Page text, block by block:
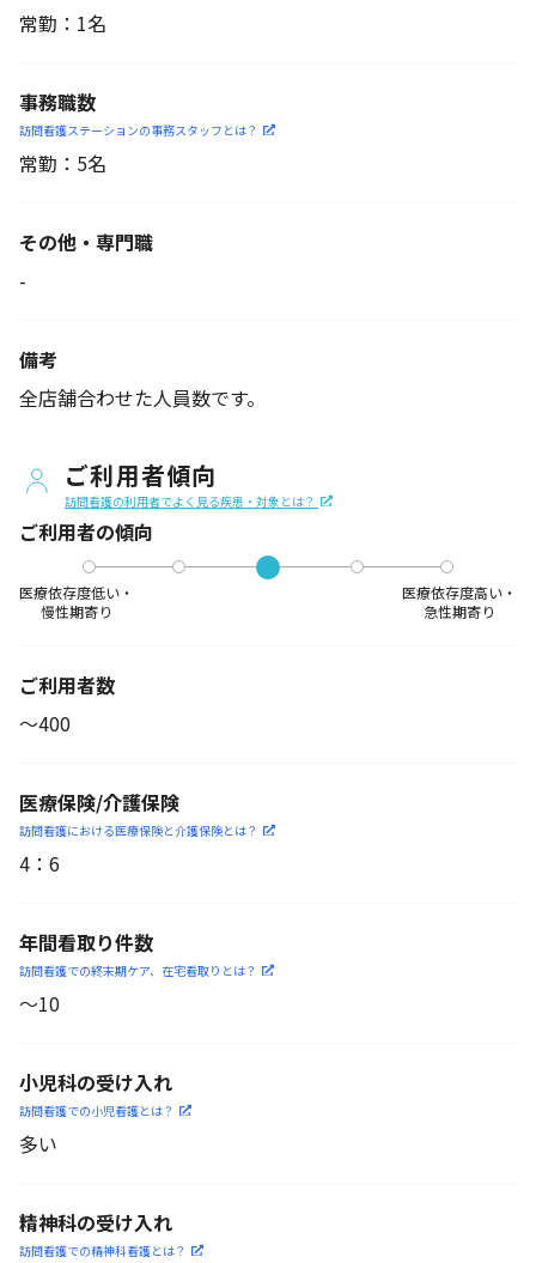
常勤：1名
事務職数
訪問看護ステーションの事務スタッフとは？
常勤：5名
その他・専門職
-
備考
全店舗合わせた人員数です。
ご利用者傾向
訪問看護の利用者でよく見る疾患・対象とは？
ご利用者の傾向
医療依存度低い・
慢性期寄り
医療依存度高い・
急性期寄り
ご利用者数
〜400
医療保険/介護保険
訪問看護における医療保険と介護保険とは？
4 ： 6
年間看取り件数
訪問看護での終末期ケア、 在宅看取りとは？
〜10
小児科の受け入れ
訪問看護での小児看護とは？
多い
精神科の受け入れ
訪問看護での精神科看護とは？